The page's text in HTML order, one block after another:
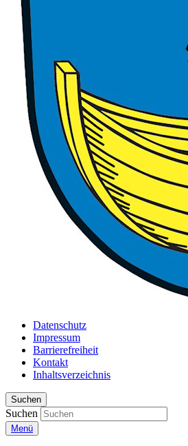
Datenschutz
Impressum
Barrierefreiheit
Kontakt
Inhaltsverzeichnis
Suchen
Suchen
Menü